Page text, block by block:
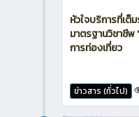
หัวใจบริการที่เ
มาตรฐานวิชาชีพ
การท่องเที่ยว
ข่าวสาร (ทั่วไป)